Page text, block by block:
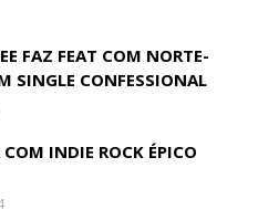
FAZ FEAT COM NORTE-
SINGLE CONFESSIONAL
COM INDIE ROCK ÉPICO